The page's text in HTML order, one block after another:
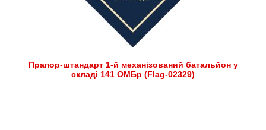
Прапор-штандарт 1-й механізований батальйон у
складі 141 ОМБр (Flag-02329)